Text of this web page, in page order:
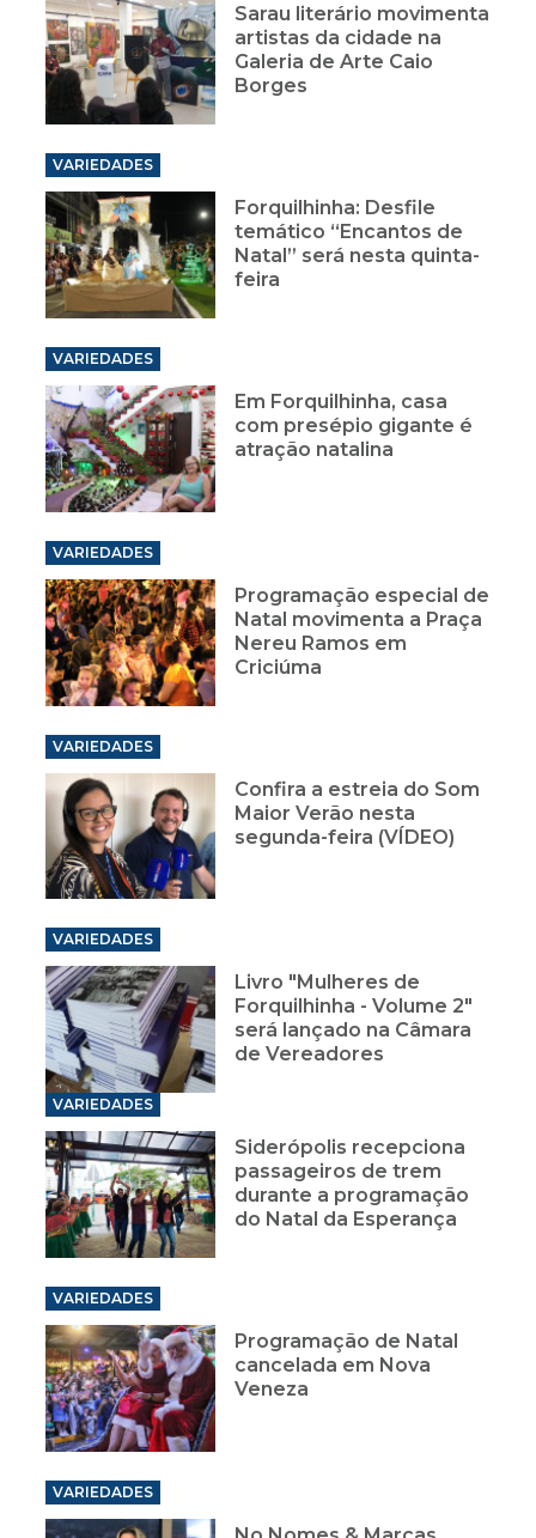
Sarau literário movimenta
artistas da cidade na
Galeria de Arte Caio
Borges
VARIEDADES
Forquilhinha: Desfile
temático “Encantos de
Natal” será nesta quinta-
feira
VARIEDADES
Em Forquilhinha, casa
com presépio gigante é
atração natalina
VARIEDADES
Programação especial de
Natal movimenta a Praça
Nereu Ramos em
Criciúma
VARIEDADES
Confira a estreia do Som
Maior Verão nesta
segunda-feira (VÍDEO)
VARIEDADES
Livro "Mulheres de
Forquilhinha - Volume 2"
será lançado na Câmara
de Vereadores
VARIEDADES
Siderópolis recepciona
passageiros de trem
durante a programação
do Natal da Esperança
VARIEDADES
Programação de Natal
cancelada em Nova
Veneza
VARIEDADES